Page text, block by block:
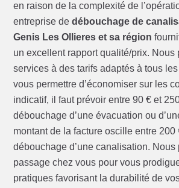
en raison de la complexité de
entreprise dedébouchage de
Genis Les Ollieres et sa région
un excellent rapport qualité/prix. Nous
services à des tarifs adaptés à tous
vous permettre d’économiser sur les
indicatif, il faut prévoir entre 90 € et
débouchage d’une évacuation ou
montant de la facture oscille entre 200
débouchage d’une canalisation. Nous
passage chez vous pour vous
pratiques favorisant la durabilité de